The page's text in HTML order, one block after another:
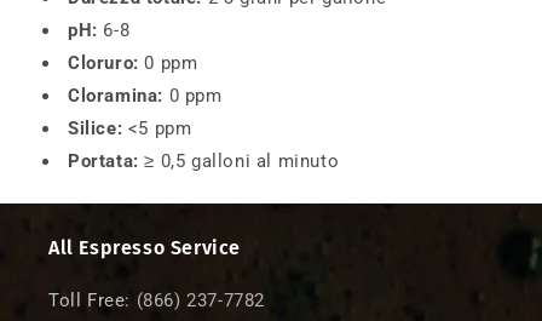
pH: 6-8
Cloruro: 0 ppm
Cloramina: 0 ppm
Silice: <5 ppm
Portata: ≥ 0,5 galloni al minuto
All Espresso Service
Toll Free: (866) 237-7782